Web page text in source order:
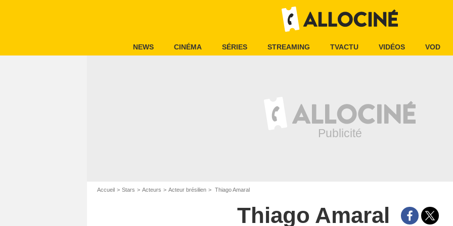
NEWS CINÉMA SÉRIES STREAMING TVACTU VIDÉOS VOD
Accueil Stars Acteurs Acteur brésilien Thiago Amaral
Thiago Amaral